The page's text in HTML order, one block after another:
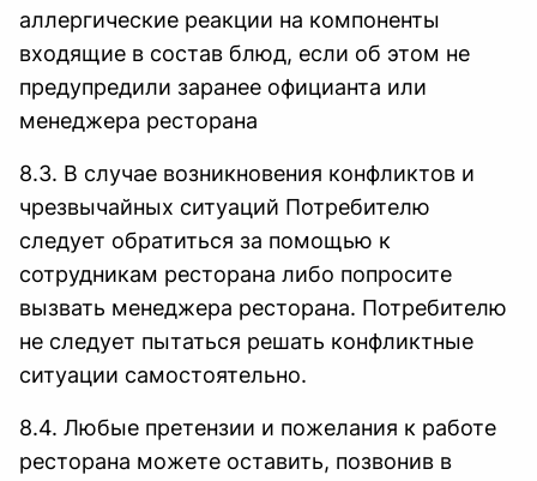
аллергические реакции на компоненты
входящие в состав блюд, если об этом не
предупредили заранее официанта или
менеджера ресторана
8.3. В случае возникновения конфликтов и
чрезвычайных ситуаций Потребителю
следует обратиться за помощью к
сотрудникам ресторана либо попросите
вызвать менеджера ресторана. Потребителю
не следует пытаться решать конфликтные
ситуации самостоятельно.
8.4. Любые претензии и пожелания к работе
ресторана можете оставить, позвонив в